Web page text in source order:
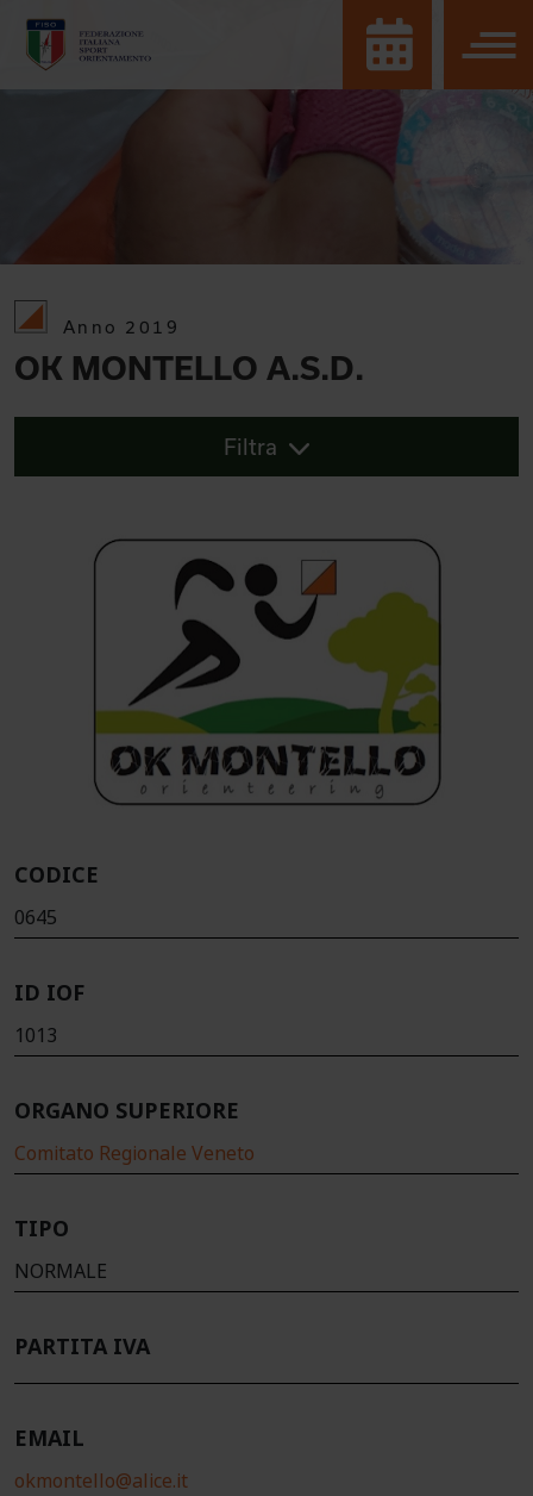
Anno 2019
OK MONTELLO A.S.D.
Filtra
CODICE
0645
ID IOF
1013
ORGANO SUPERIORE
Comitato Regionale Veneto
TIPO
NORMALE
PARTITA IVA
EMAIL
okmontello@alice.it